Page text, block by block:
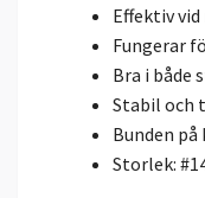
Effektiv
Fungerar
Bra i både
Stabil och
Bunden
Storlek: